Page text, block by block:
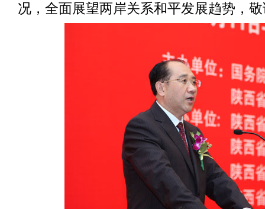
况，全面展望两岸关系和平发展趋势，